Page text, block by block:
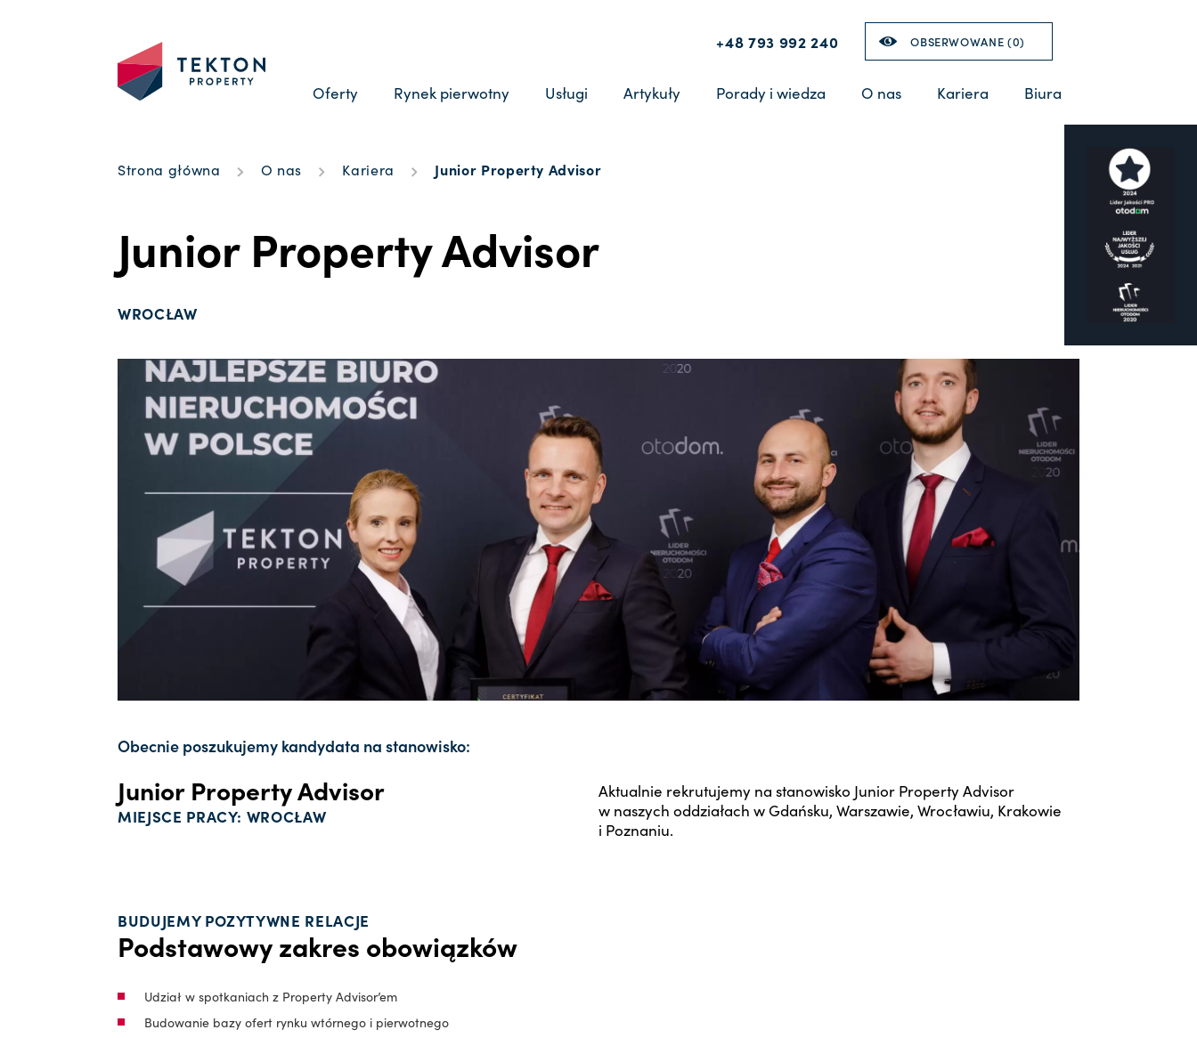
+48 793 992 240 OBSERWOWANE (0)
Oferty Rynek pierwotny Usługi Artykuły Porady i wiedza O nas Kariera Biura
Strona główna O nas Kariera Junior Property Advisor
Junior Property Advisor
WROCŁAW
Obecnie poszukujemy kandydata na stanowisko:
Junior Property Advisor
MIEJSCE PRACY: WROCŁAW
Aktualnie rekrutujemy na stanowisko Junior Property Advisor
w naszych oddziałach w Gdańsku, Warszawie, Wrocławiu, Krakowie
i Poznaniu.
BUDUJEMY POZYTYWNE RELACJE
Podstawowy zakres obowiązków
Udział w spotkaniach z Property Advisor’em
Budowanie bazy ofert rynku wtórnego i pierwotnego